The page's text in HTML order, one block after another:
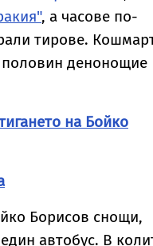
, а часове по-
тирове.
половин денонощие
на Бойко
Борисов снощи,
автобус. В